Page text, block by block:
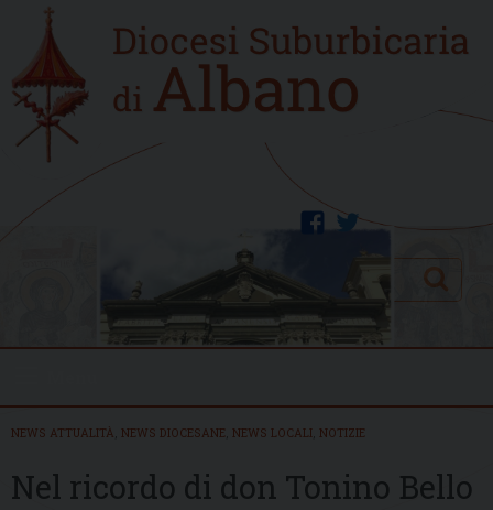
content
Home
new
twitter
facebook
Search
NEWS ATTUALITÀ NEWS DIOCESANE NEWS LOCALI NOTIZIE
Nel ricordo di don Tonino Bello